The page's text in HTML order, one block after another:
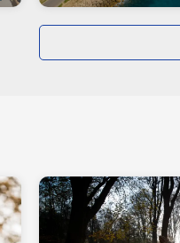
per chi cerca il
la sua ricca storia,
le attrazioni moderne
fiancheggiato da